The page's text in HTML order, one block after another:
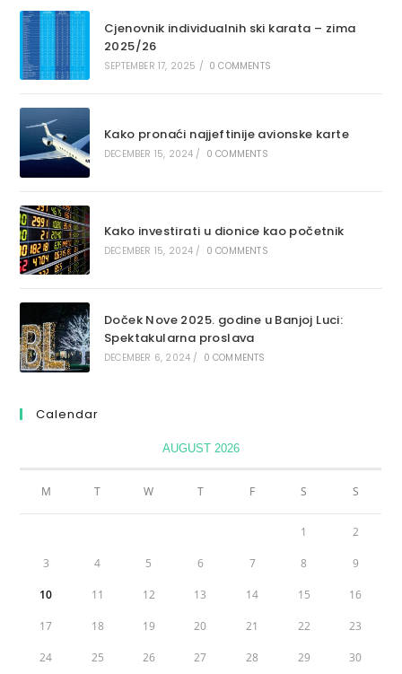
Cjenovnik individualnih ski karata – zima
2025/26
SEPTEMBER 17, 2025 / 0 COMMENTS
Kako pronaći najjeftinije avionske karte
DECEMBER 15, 2024 / 0 COMMENTS
Kako investirati u dionice kao početnik
DECEMBER 15, 2024 / 0 COMMENTS
Doček Nove 2025. godine u Banjoj Luci:
Spektakularna proslava
DECEMBER 6, 2024 / 0 COMMENTS
Calendar
AUGUST 2026
M T W T F S S
1 2
3 4 5 6 7 8 9
10 11 12 13 14 15 16
17 18 19 20 21 22 23
24 25 26 27 28 29 30